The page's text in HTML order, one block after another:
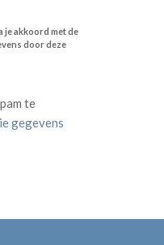
je akkoord met de
door deze
te
gegevens